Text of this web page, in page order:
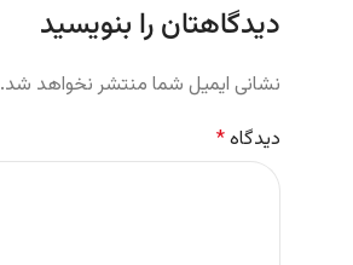
دیدگاهتان را بنویسید
نشانی ایمیل شما منتشر نخواهد شد.
دیدگاه*